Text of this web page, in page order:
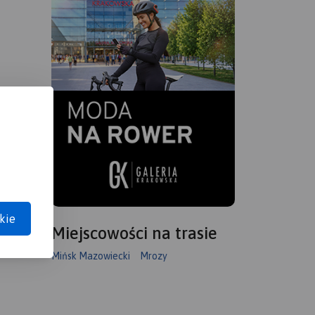
Miejscowości na trasie
Mińsk Mazowiecki Mrozy